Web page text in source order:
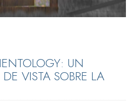
UN
VISTA SOBRE LA